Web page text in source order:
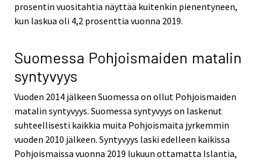
prosentin vuositahtia näyttää kuitenkin pienentyneen,
kun laskua oli 4,2 prosenttia vuonna 2019.
Suomessa Pohjoismaiden matalin
syntyvyys
Vuoden 2014 jälkeen Suomessa on ollut Pohjoismaiden
matalin syntyvyys. Suomessa syntyvyys on laskenut
suhteellisesti kaikkia muita Pohjoismaita jyrkemmin
vuoden 2010 jälkeen. Syntyvyys laski edelleen kaikissa
Pohjoismaissa vuonna 2019 lukuun ottamatta Islantia,